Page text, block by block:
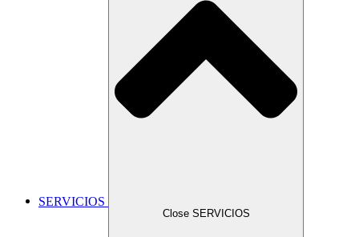
SERVICIOS
Close SERVICIOS